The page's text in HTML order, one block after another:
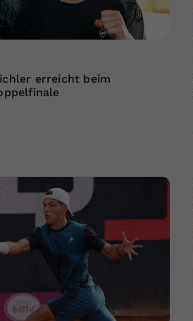
erreicht beim